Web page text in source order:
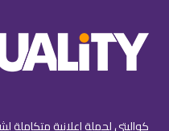
كواليتي لحملة إعلانية